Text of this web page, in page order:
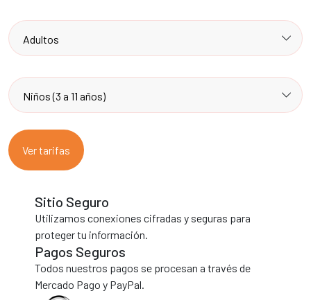
Ver tarifas
Sitio Seguro
Utilizamos conexiones cifradas y seguras para
proteger tu información.
Pagos Seguros
Todos nuestros pagos se procesan a través de
Mercado Pago y PayPal.